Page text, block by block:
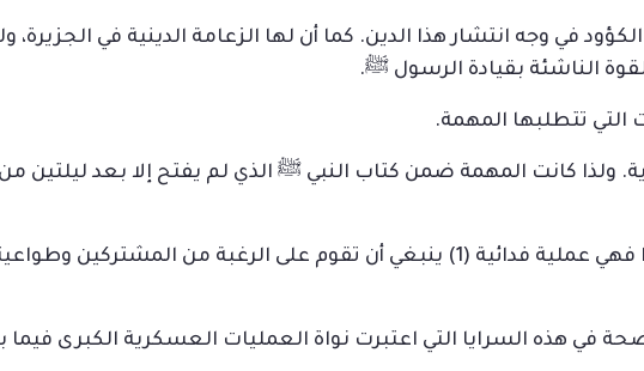
في وجه انتشار هذا الدين. كما أن لها الزعامة الدينية في الجزيرة،
الناشئة بقيادة الرسول ﷺ.
كانت المهمة ضمن كتاب النبي ﷺ الذي لم يفتح إلا بعد ليلتين
كما أنها أول عملية توغل قريباً من مكة مركز الوثنية. ولذا فهي عملية فدائية (1) ينبغي أن تقوم على الرغبة
في هذه السرايا التي اعتبرت نواة العمليات العسكرية الكبرى فيما